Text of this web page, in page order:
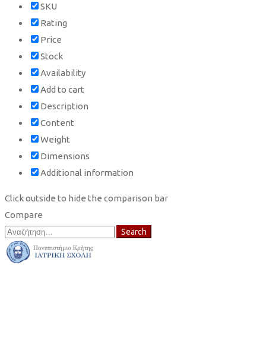
SKU
Rating
Price
Stock
Availability
Add to cart
Description
Content
Weight
Dimensions
Additional information
Click outside to hide the comparison bar
Compare
Search
for:
Search